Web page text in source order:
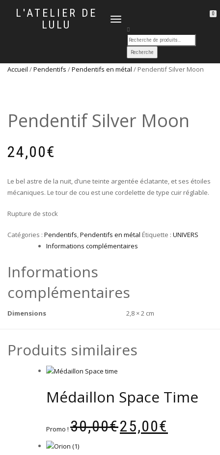
L'ATELIER DE
LULU
DÉPLIER
NAVIGATION
0
Accueil /Pendentifs /Pendentifs en métal / Pendentif Silver Moon
Pendentif Silver Moon
24,00€
Le bel astre de la nuit, d’une teinte argentée éclatante, et ses étoiles
mécaniques. Le tour de cou est une cordelette de type cuir réglable.
Rupture de stock
Catégories : Pendentifs,Pendentifs en métal Étiquette : UNIVERS
Informations complémentaires
Informations
complémentaires
Dimensions 2,8 × 2 cm
Produits similaires
Médaillon Space Time
Promo ! 30,00€ prix
25,00€